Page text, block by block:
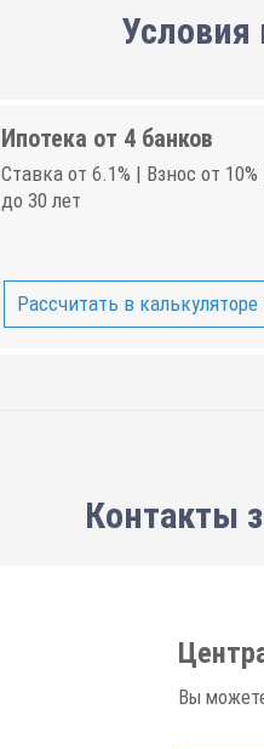
Условия
Ипотека от 4 банков
Ставка от 6.1% | Взнос от
до 30 лет
Рассчитать в калькуляторе
Контакты
Вы